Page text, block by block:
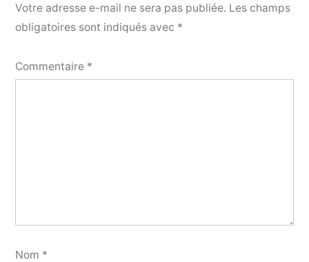
Votre adresse e-mail ne sera pas publiée. Les champs
obligatoires sont indiqués avec *
Commentaire *
Nom *